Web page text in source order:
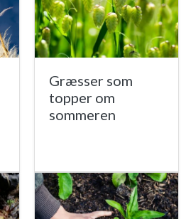
Græsser som
topper om
sommeren